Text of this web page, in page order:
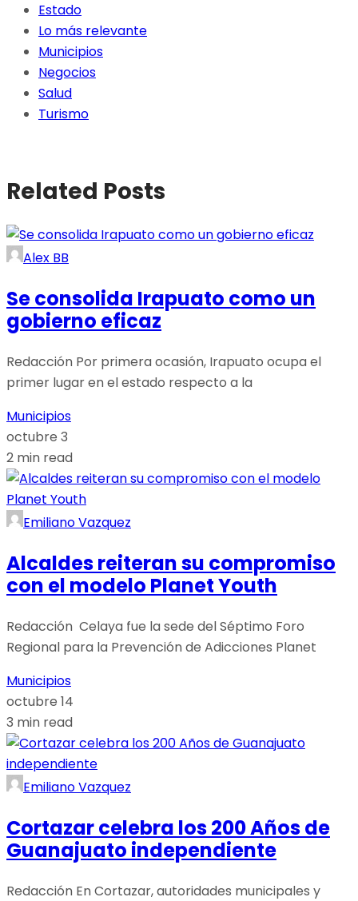
Estado
Lo más relevante
Municipios
Negocios
Salud
Turismo
Related Posts
Alex BB
Se consolida Irapuato como un
gobierno eficaz
Redacción Por primera ocasión, Irapuato ocupa el
primer lugar en el estado respecto a la
Municipios
octubre 3
2 min read
Emiliano Vazquez
Alcaldes reiteran su compromiso
con el modelo Planet Youth
Redacción Celaya fue la sede del Séptimo Foro
Regional para la Prevención de Adicciones Planet
Municipios
octubre 14
3 min read
Emiliano Vazquez
Cortazar celebra los 200 Años de
Guanajuato independiente
Redacción En Cortazar, autoridades municipales y